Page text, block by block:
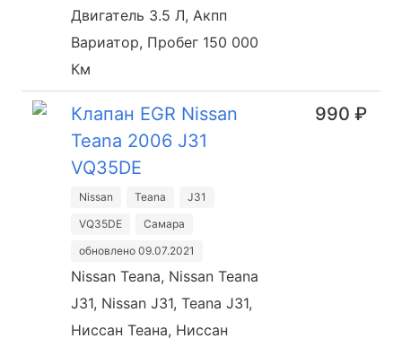
Двигатель 3.5 Л, Акпп
Вариатор, Пробег 150 000
Км
Клапан EGR Nissan
Teana 2006 J31
VQ35DE
Nissan Teana
J31
VQ35DE
Самара
обновлено 09.07.2021
Nissan Teana, Nissan Teana
J31, Nissan J31, Teana J31,
Ниссан Теана, Ниссан
990 ₽